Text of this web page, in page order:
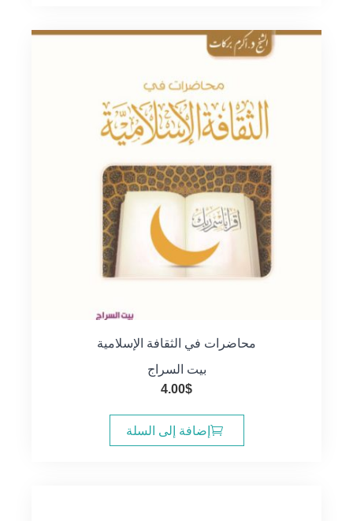
محاضرات في الثقافة الإسلامية
بيت السراج
4.00$
إضافة إلى السلة